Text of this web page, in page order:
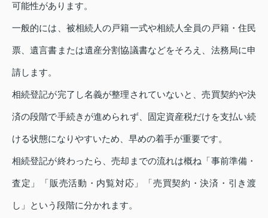
可能性があります。
一般的には、被相続人の戸籍一式や相続人全員の戸籍・住民
票、遺言書または遺産分割協議書などをそろえ、法務局に申
請します。
相続登記が完了し名義が整理されていないと、売買契約や決
済の段階で手続きが進められず、固定資産税だけを支払い続
ける状態になりやすいため、早めの着手が重要です。
相続登記が終わったら、売却までの流れは概ね「事前準備・
査定」「販売活動・内覧対応」「売買契約・決済・引き渡
し」という段階に分かれます。